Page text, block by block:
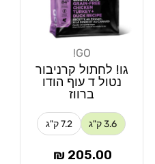
GO!
גו! לחתול קרניבור
נטול ד עוף הודו
ברווז
3.6 ק"ג 7.2 ק"ג
מחיר
205.00 ₪